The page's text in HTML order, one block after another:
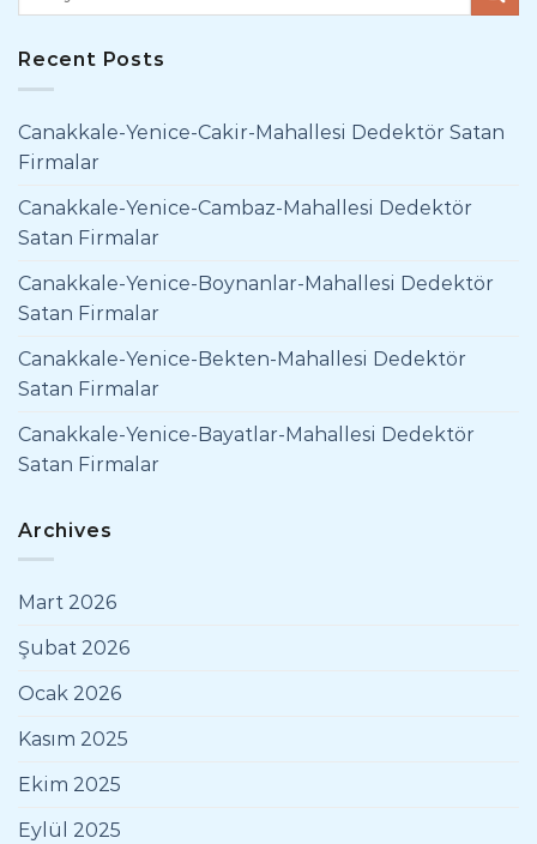
Recent Posts
Canakkale-Yenice-Cakir-Mahallesi Dedektör Satan
Firmalar
Canakkale-Yenice-Cambaz-Mahallesi Dedektör
Satan Firmalar
Canakkale-Yenice-Boynanlar-Mahallesi Dedektör
Satan Firmalar
Canakkale-Yenice-Bekten-Mahallesi Dedektör
Satan Firmalar
Canakkale-Yenice-Bayatlar-Mahallesi Dedektör
Satan Firmalar
Archives
Mart 2026
Şubat 2026
Ocak 2026
Kasım 2025
Ekim 2025
Eylül 2025